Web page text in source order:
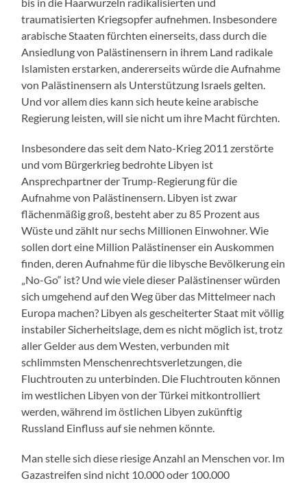
traumatisierten Kriegsopfer aufnehmen. Insbesondere
arabische Staaten fürchten einerseits, dass durch die
Ansiedlung von Palästinensern in ihrem Land radikale
Islamisten erstarken, andererseits würde die Aufnahme
von Palästinensern als Unterstützung Israels gelten.
Und vor allem dies kann sich heute keine arabische
Regierung leisten, will sie nicht um ihre Macht fürchten.
Insbesondere das seit dem Nato-Krieg 2011 zerstörte
und vom Bürgerkrieg bedrohte Libyen ist
Ansprechpartner der Trump-Regierung für die
Aufnahme von Palästinensern. Libyen ist zwar
flächenmäßig groß, besteht aber zu 85 Prozent aus
Wüste und zählt nur sechs Millionen Einwohner. Wie
sollen dort eine Million Palästinenser ein Auskommen
finden, deren Aufnahme für die libysche Bevölkerung ein
„No-Go“ ist? Und wie viele dieser Palästinenser würden
sich umgehend auf den Weg über das Mittelmeer nach
Europa machen? Libyen als gescheiterter Staat mit völlig
instabiler Sicherheitslage, dem es nicht möglich ist, trotz
aller Gelder aus dem Westen, verbunden mit
schlimmsten Menschenrechtsverletzungen, die
Fluchtrouten zu unterbinden. Die Fluchtrouten können
im westlichen Libyen von der Türkei mitkontrolliert
werden, während im östlichen Libyen zukünftig
Russland Einfluss auf sie nehmen könnte.
Man stelle sich diese riesige Anzahl an Menschen vor. Im
Gazastreifen sind nicht 10.000 oder 100.000